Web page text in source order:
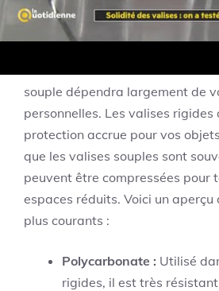
matériaux de
souple dépendra largement de
personnelles. Les valises rigides
protection accrue pour vos
que les valises souples sont
peuvent être compressées pour
espaces réduits. Voici un
plus courants :
Polycarbonate : Utilisé
rigides, il est très